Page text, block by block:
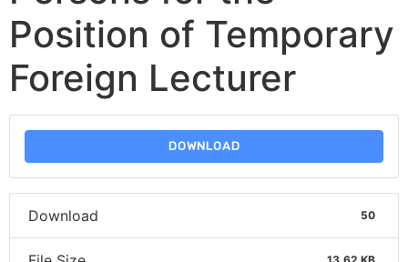
Position of Temporary
Foreign Lecturer
DOWNLOAD
Download 50